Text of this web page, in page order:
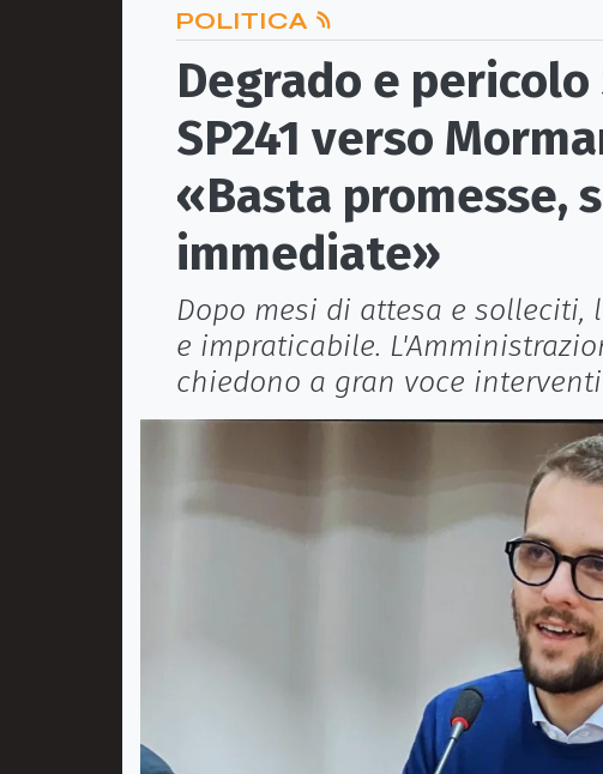
POLITICA
Degrado e
SP241 verso
«Basta promesse,
immediate»
Dopo mesi di attesa e
e impraticabile.
chiedono a gran voce